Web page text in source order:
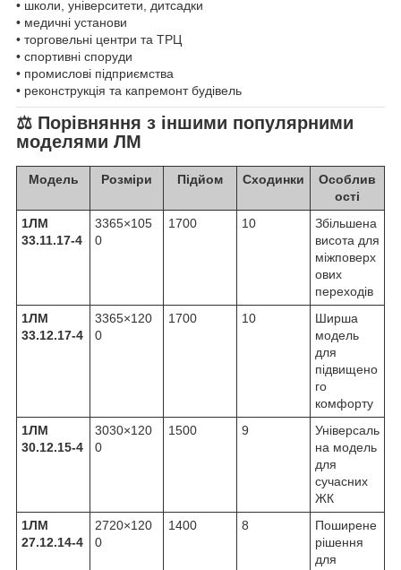
• школи, університети, дитсадки
• медичні установи
• торговельні центри та ТРЦ
• спортивні споруди
• промислові підприємства
• реконструкція та капремонт будівель
⚖️ Порівняння з іншими популярними
моделями ЛМ
Модель Розміри Підйом Сходинки
Особлив
ості
1ЛМ
33.11.17-4
3365×105
0
1700 10
Збільшена
висота для
міжповерх
ових
переходів
1ЛМ
33.12.17-4
3365×120
0
1700 10
Ширша
модель
для
підвищено
го
комфорту
1ЛМ
30.12.15-4
3030×120
0
1500 9
Універсаль
на модель
для
сучасних
ЖК
1ЛМ
27.12.14-4
2720×120
0
1400 8
Поширене
рішення
для